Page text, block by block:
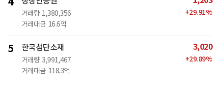
거래량 1,380,356
거래대금 16.6억
+29.91%
5 한국첨단소재
거래량 3,991,467
거래대금 118.3억
3,020
+29.89%